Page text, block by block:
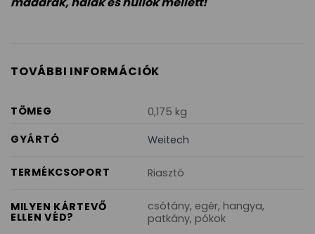
TOVÁBBI INFORMÁCIÓK
TÖMEG
0,175 kg
GYÁRTÓ
Weitech
TERMÉKCSOPORT Riasztó
MILYEN KÁRTEVŐ
ELLEN VÉD?
csótány, egér, hangya,
patkány, pókok